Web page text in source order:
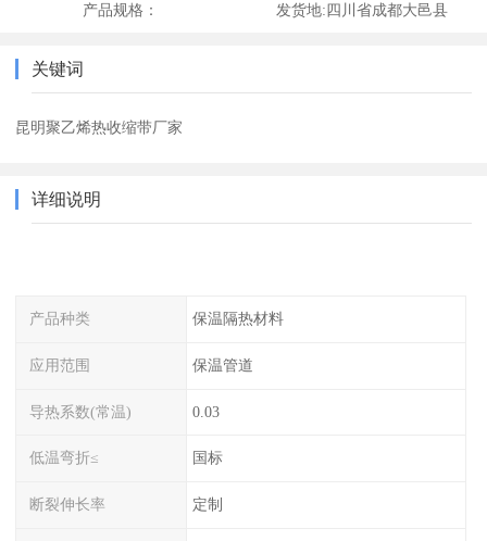
产品规格： 发货地:四川省成都大邑县
关键词
昆明聚乙烯热收缩带厂家
详细说明
产品种类 保温隔热材料
应用范围 保温管道
导热系数(常温) 0.03
低温弯折≤ 国标
断裂伸长率 定制